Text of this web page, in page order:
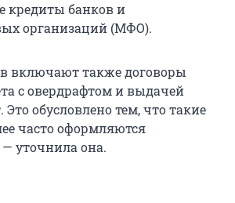
кредиты банков и
организаций (МФО).
включают также договоры
с овердрафтом и выдачей
обусловлено тем, что такие
часто оформляются
уточнила она.